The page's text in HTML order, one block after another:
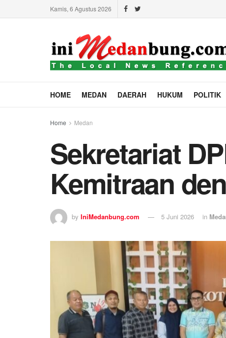
Kamis, 6 Agustus 2026
HOME MEDAN DAERAH HUKUM POLITIK
Home Medan
Sekretariat
Kemitraan
by IniMedanbung.com 5 Juni 2026 in